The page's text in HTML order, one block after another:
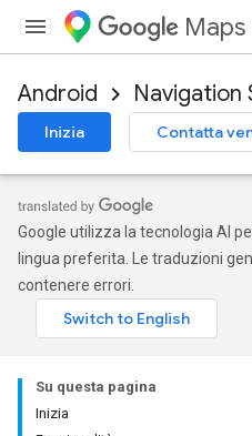
Android Navigation
Inizia Contatta
Google utilizza la tecnologia AI
lingua preferita. Le traduzioni
contenere errori.
Su questa pagina
Inizia